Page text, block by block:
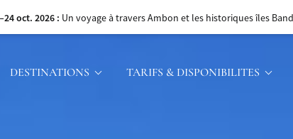
8–15 sept. 2026 :Naviguez de Komodo à Sumbawa, guidés par la mer
DESTINATIONS TARIFS & DISPONIBILITES